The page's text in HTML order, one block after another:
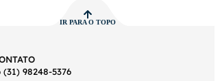
IR PARA O TOPO
98248-5376